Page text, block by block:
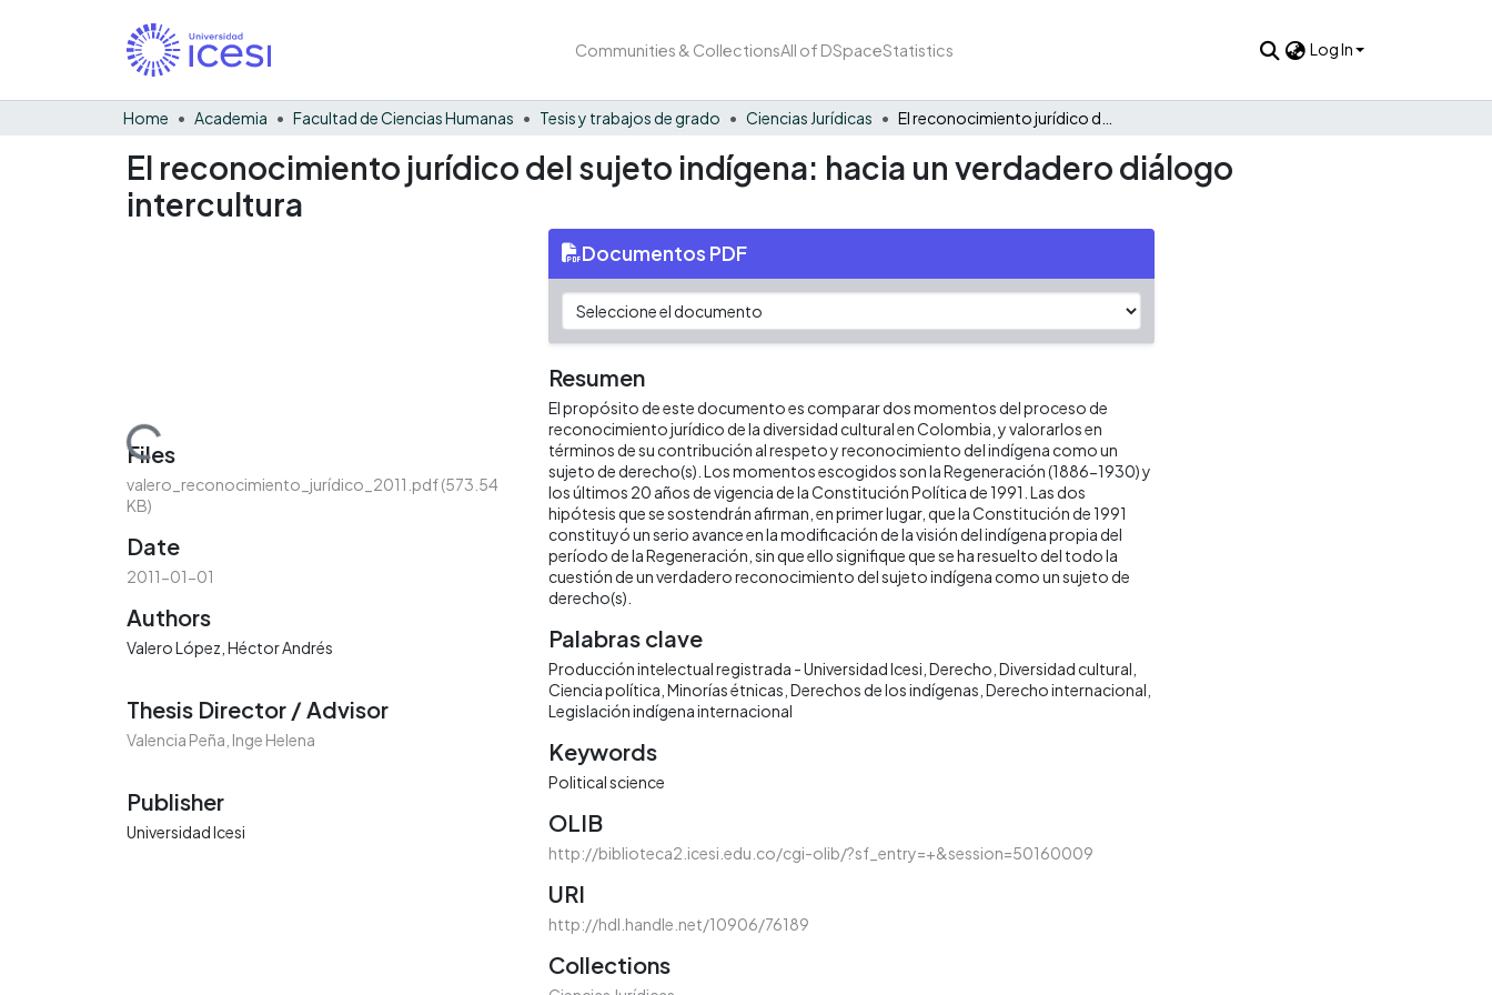
Communities & CollectionsAll of DSpaceStatistics Log In
Home Academia Facultad de Ciencias Humanas Tesis y trabajos de grado Ciencias Jurídicas
El reconocimiento jurídico del sujeto indígena: hacia un verdadero diálogo
intercultura
Loading...
Files
valero_reconocimiento_jurídico_2011.pdf(573.54
KB)
Date
2011-01-01
Authors
Valero López, Héctor Andrés
Thesis Director / Advisor
Valencia Peña, Inge Helena
Publisher
Universidad Icesi
Documentos PDF
Resumen
El propósito de este documento es comparar dos momentos del proceso de
reconocimiento jurídico de la diversidad cultural en Colombia, y valorarlos en
términos de su contribución al respeto y reconocimiento del indígena como un
sujeto de derecho(s). Los momentos escogidos son la Regeneración (1886-1930) y
los últimos 20 años de vigencia de la Constitución Política de 1991. Las dos
hipótesis que se sostendrán afirman, en primer lugar, que la Constitución de 1991
constituyó un serio avance en la modificación de la visión del indígena propia del
período de la Regeneración, sin que ello signifique que se ha resuelto del todo la
cuestión de un verdadero reconocimiento del sujeto indígena como un sujeto de
derecho(s).
Palabras clave
Producción intelectual registrada - Universidad Icesi Derecho Diversidad cultural
Ciencia política Minorías étnicas Derechos de los indígenas Derecho internacional
Legislación indígena internacional
Keywords
Political science
OLIB
http://biblioteca2.icesi.edu.co/cgi-olib/?sf_entry=+&session=50160009
URI
http://hdl.handle.net/10906/76189
Collections